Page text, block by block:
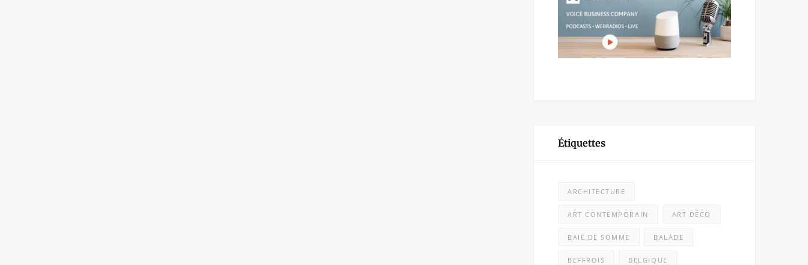
Étiquettes
ARCHITECTURE
ART CONTEMPORAIN ART DÉCO
BAIE DE SOMME BALADE
BEFFROIS BELGIQUE